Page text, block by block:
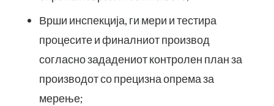
Врши инспекција, ги мери и тестира
процесите и финалниот производ
согласно зададениот контролен план за
производот со прецизна опрема за
мерење;